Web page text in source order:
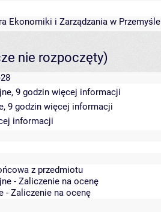
Ekonomiki i Zarządzania w Przemyśle
nie rozpoczęty)
9 godzin więcej informacji
9 godzin więcej informacji
informacji
z przedmiotu
- Zaliczenie na ocenę
- Zaliczenie na ocenę